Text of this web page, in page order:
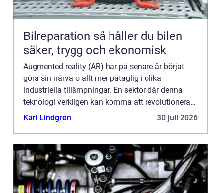
Bilreparation så håller du bilen
säker, trygg och ekonomisk
Augmented reality (AR) har på senare år börjat
göra sin närvaro allt mer påtaglig i olika
industriella tillämpningar. En sektor där denna
teknologi verkligen kan komma att revolutionera
är bilnavigering...
Karl Lindgren 30 juli 2026